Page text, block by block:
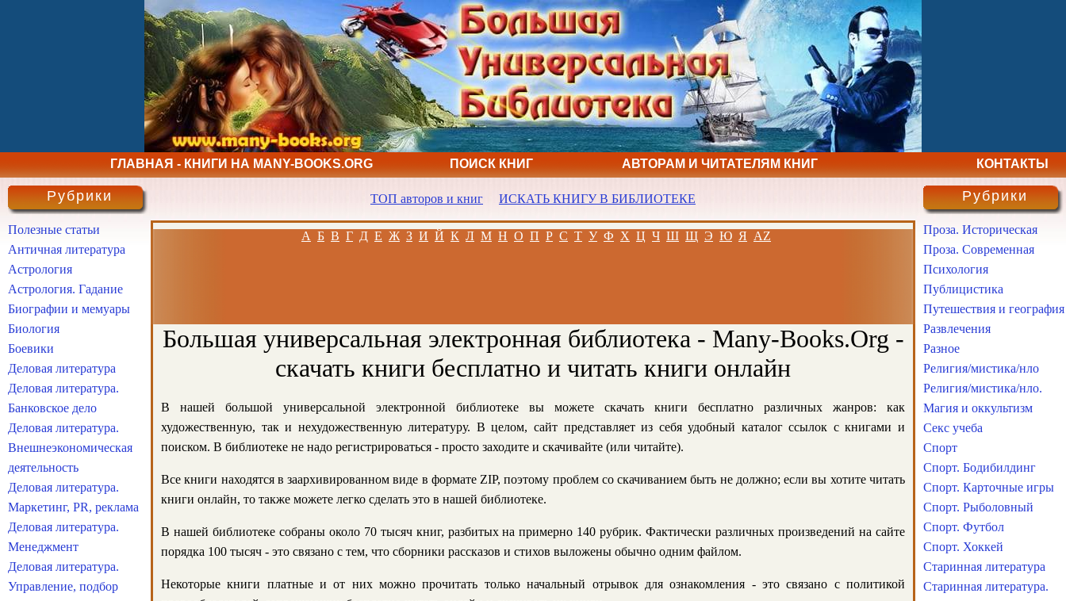
ГЛАВНАЯ - КНИГИ НА MANY-BOOKS.ORG ПОИСК КНИГ АВТОРАМ И ЧИТАТЕЛЯМ КНИГ КОНТАКТЫ
ТОП авторов и книг ИСКАТЬ КНИГУ В БИБЛИОТЕКЕ
А Б В Г Д Е Ж З И Й К Л М Н О П Р С Т У Ф Х Ц Ч Ш Щ Э Ю Я AZ
Большая универсальная электронная библиотека - Many-Books.Org -
скачать книги бесплатно и читать книги онлайн
В нашей большой универсальной электронной библиотеке вы можете скачать книги бесплатно различных жанров: как
художественную, так и нехудожественную литературу. В целом, сайт представляет из себя удобный каталог ссылок с книгами и
поиском. В библиотеке не надо регистрироваться - просто заходите и скачивайте (или читайте).
Все книги находятся в заархивированном виде в формате ZIP, поэтому проблем со скачиванием быть не должно; если вы хотите читать
книги онлайн, то также можете легко сделать это в нашей библиотеке.
В нашей библиотеке собраны около 70 тысяч книг, разбитых на примерно 140 рубрик. Фактически различных произведений на сайте
порядка 100 тысяч - это связано с тем, что сборники рассказов и стихов выложены обычно одним файлом.
Некоторые книги платные и от них можно прочитать только начальный отрывок для ознакомления - это связано с политикой
Рубрики
Полезные статьи
Античная литература
Астрология
Астрология. Гадание
Биографии и мемуары
Биология
Боевики
Деловая литература
Деловая литература.
Банковское дело
Деловая литература.
Внешнеэкономическая
деятельность
Деловая литература.
Маркетинг, PR, реклама
Деловая литература.
Менеджмент
Деловая литература.
Управление, подбор
Рубрики
Проза. Историческая
Проза. Современная
Психология
Публицистика
Путешествия и география
Развлечения
Разное
Религия/мистика/нло
Религия/мистика/нло.
Магия и оккультизм
Секс учеба
Спорт
Спорт. Бодибилдинг
Спорт. Карточные игры
Спорт. Рыболовный
Спорт. Футбол
Спорт. Хоккей
Старинная литература
Старинная литература.